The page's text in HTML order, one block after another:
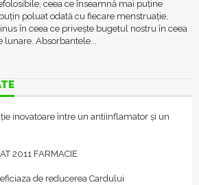
ceea ce înseamnă mai puține
poluat odată cu fiecare menstruație,
în ceea ce privește bugetul nostru în ceea
Absorbantele...
inovatoare între un antiinflamator și un
2011 FARMACIE
de reducerea Cardului